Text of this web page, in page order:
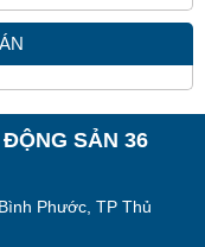
SẢN 36
Phước, TP Thủ